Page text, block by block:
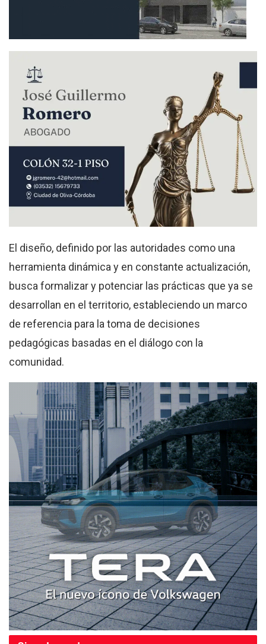
El diseño, definido por las autoridades como una
herramienta dinámica y en constante actualización,
busca formalizar y potenciar las prácticas que ya se
desarrollan en el territorio, estableciendo un marco
de referencia para la toma de decisiones
pedagógicas basadas en el diálogo con la
comunidad.